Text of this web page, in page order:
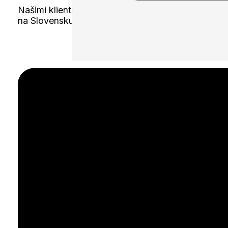
Našimi klientmi sú najrôznejšie e-commerce
na Slovensku, ale aj v zahraničí.